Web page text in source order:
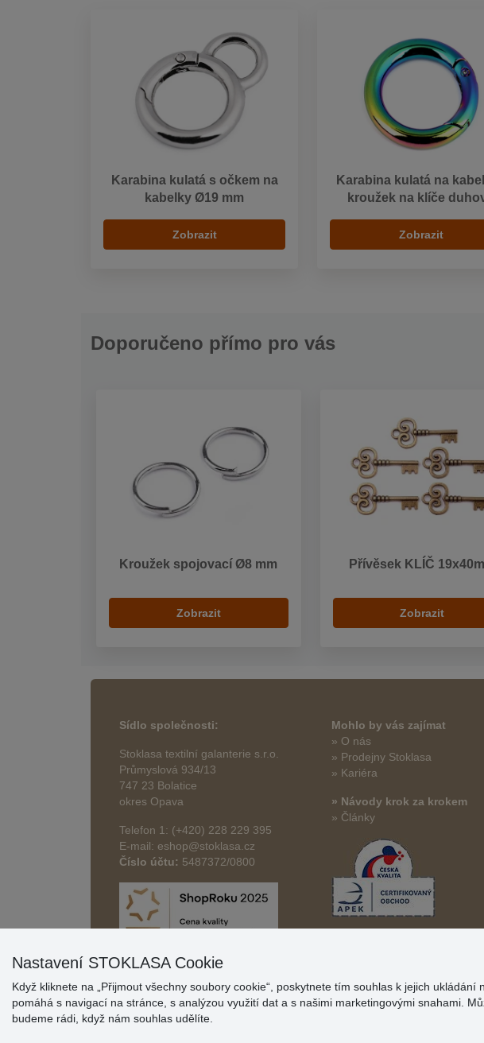
Karabina kulatá s očkem na
kabelky Ø19 mm
Zobrazit
Karabina kulatá na
kroužek na klíče
Zobrazit
Doporučeno přímo pro vás
Kroužek spojovací Ø8 mm
Zobrazit
Přívěsek KLÍČ
Zobrazit
Sídlo společnosti:
Stoklasa textilní galanterie s.r.o.
Průmyslová 934/13
747 23 Bolatice
okres Opava
Telefon 1: (+420) 228 229 395
E-mail: eshop@stoklasa.cz
Číslo účtu: 5487372/0800
Mohlo by vás zajímat
» O nás
» Prodejny Stoklasa
» Kariéra
» Návody krok za krokem
» Články
Nastavení STOKLASA Cookie
Když kliknete na „Přijmout všechny soubory cookie“, poskytnete tím souhlas k jejich ukládání
pomáhá s navigací na stránce, s analýzou využití dat a s našimi marketingovými snahami.
budeme rádi, když nám souhlas udělíte.